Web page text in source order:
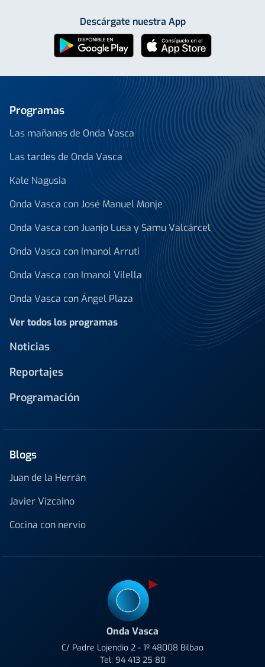
Descárgate nuestra App
Programas
Las mañanas de Onda Vasca
Las tardes de Onda Vasca
Kale Nagusia
Onda Vasca con José Manuel Monje
Onda Vasca con Juanjo Lusa y Samu Valcárcel
Onda Vasca con Imanol Arruti
Onda Vasca con Imanol Vilella
Onda Vasca con Ángel Plaza
Ver todos los programas
Noticias
Reportajes
Programación
Blogs
Juan de la Herrán
Javier Vizcaino
Cocina con nervio
Onda Vasca
C/ Padre Lojendio 2 - 1º 48008 Bilbao
Tel: 94 413 25 80